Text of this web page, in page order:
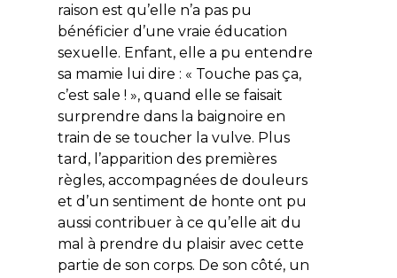
raison est qu’elle n’a pas pu
bénéficier d’une vraie éducation
sexuelle. Enfant, elle a pu entendre
sa mamie lui dire : « Touche pas ça,
c’est sale ! », quand elle se faisait
surprendre dans la baignoire en
train de se toucher la vulve. Plus
tard, l’apparition des premières
règles, accompagnées de douleurs
et d’un sentiment de honte ont pu
aussi contribuer à ce qu’elle ait du
mal à prendre du plaisir avec cette
partie de son corps. De son côté, un